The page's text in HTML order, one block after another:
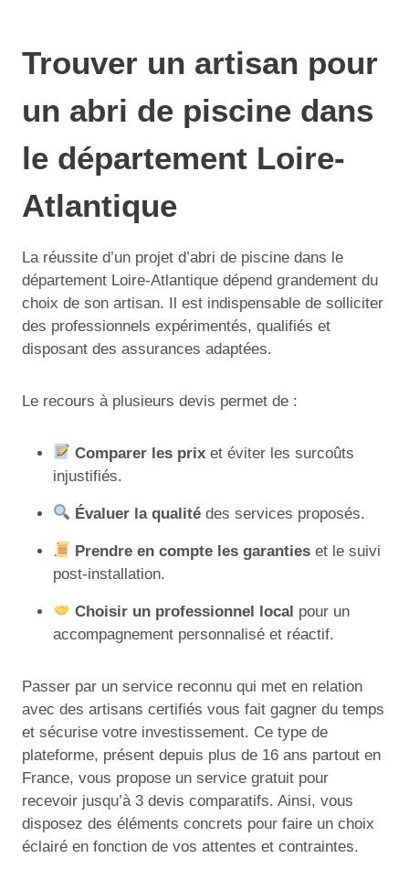
Trouver un artisan pour
un abri de piscine dans
le département Loire-
Atlantique
La réussite d’un projet d’abri de piscine dans le
département Loire-Atlantique dépend grandement du
choix de son artisan. Il est indispensable de solliciter
des professionnels expérimentés, qualifiés et
disposant des assurances adaptées.
Le recours à plusieurs devis permet de :
Comparer les prix et éviter les surcoûts
injustifiés.
Évaluer la qualité des services proposés.
Prendre en compte les garanties et le suivi
post-installation.
Choisir un professionnel local pour un
accompagnement personnalisé et réactif.
Passer par un service reconnu qui met en relation
avec des artisans certifiés vous fait gagner du temps
et sécurise votre investissement. Ce type de
plateforme, présent depuis plus de 16 ans partout en
France, vous propose un service gratuit pour
recevoir jusqu’à 3 devis comparatifs. Ainsi, vous
disposez des éléments concrets pour faire un choix
éclairé en fonction de vos attentes et contraintes.